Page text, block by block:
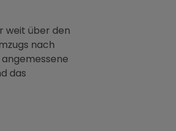
weit über den
nach
das